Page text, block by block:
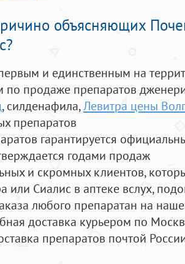
объясняющих
и единственным на
по продаже препаратов
, силденафила,Левитра цены
препаратов
гарантируется
годами продаж
и скромных клиентов,
или Сиалис в аптеке вслух,
любого препаратан на
доставка курьером по
препаратов почтой